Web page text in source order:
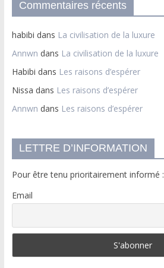
Commentaires récents
habibi dans La civilisation de la luxure
Annwn dans La civilisation de la luxure
Habibi dans Les raisons d’espérer
Nissa dans Les raisons d’espérer
Annwn dans Les raisons d’espérer
LETTRE D’INFORMATION
Pour être tenu prioritairement informé :
Email